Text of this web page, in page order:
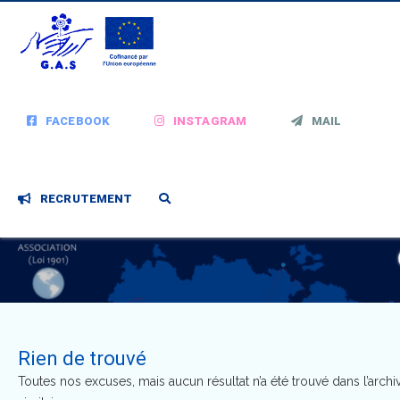
FACEBOOK INSTAGRAM MAIL
RECRUTEMENT
Rien de trouvé
Toutes nos excuses, mais aucun résultat n’a été trouvé dans